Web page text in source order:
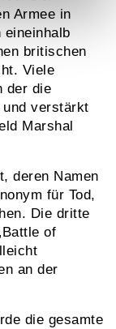
Armee in
eineinhalb
britischen
Viele
der die
und verstärkt
Marshal
deren Namen
für Tod,
Die dritte
of
an der
die gesamte